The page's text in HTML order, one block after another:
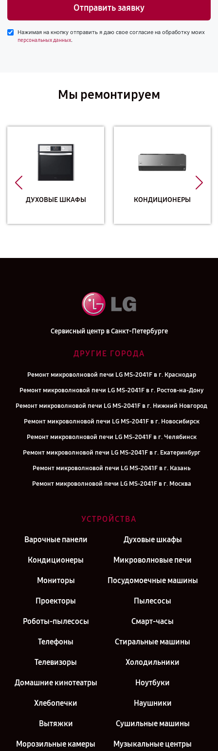
Отправить заявку
Нажимая на кнопку отправить я даю свое согласие на обработку моих
персональных данных.
Мы ремонтируем
ДУХОВЫЕ ШКАФЫ КОНДИЦИОНЕРЫ
Сервисный центр в Санкт-Петербурге
ДРУГИЕ ГОРОДА
Ремонт микроволновой печи LG MS-2041F в г. Краснодар
Ремонт микроволновой печи LG MS-2041F в г. Ростов-на-Дону
Ремонт микроволновой печи LG MS-2041F в г. Нижний Новгород
Ремонт микроволновой печи LG MS-2041F в г. Новосибирск
Ремонт микроволновой печи LG MS-2041F в г. Челябинск
Ремонт микроволновой печи LG MS-2041F в г. Екатеринбург
Ремонт микроволновой печи LG MS-2041F в г. Казань
Ремонт микроволновой печи LG MS-2041F в г. Москва
УСТРОЙСТВА
Варочные панели Духовые шкафы
Кондиционеры Микроволновые печи
Мониторы Посудомоечные машины
Проекторы Пылесосы
Роботы-пылесосы Смарт-часы
Телефоны Стиральные машины
Телевизоры Холодильники
Домашние кинотеатры Ноутбуки
Хлебопечки Наушники
Вытяжки Сушильные машины
Морозильные камеры Музыкальные центры